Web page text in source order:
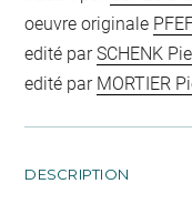
oeuvre originale
edité parSCHENK
edité par MORTIER
DESCRIPTION